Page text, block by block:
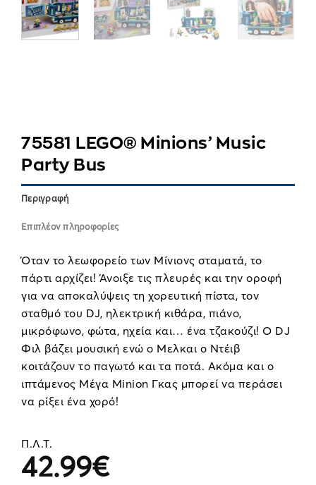
75581 LEGO® Minions’ Music
Party Bus
Περιγραφή
Επιπλέον πληροφορίες
Όταν το λεωφορείο των Μίνιονς σταματά, το
πάρτι αρχίζει! Άνοιξε τις πλευρές και την οροφή
για να αποκαλύψεις τη χορευτική πίστα, τον
σταθμό του DJ, ηλεκτρική κιθάρα, πιάνο,
μικρόφωνο, φώτα, ηχεία και… ένα τζακούζι! Ο DJ
Φιλ βάζει μουσική ενώ ο Μελκαι ο Ντέιβ
κοιτάζουν το παγωτό και τα ποτά. Ακόμα και ο
ιπτάμενος Μέγα Minion Γκας μπορεί να περάσει
να ρίξει ένα χορό!
Π.Λ.Τ.
42.99€